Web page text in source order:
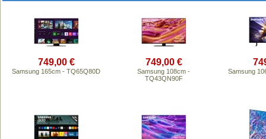
749,00 €
Samsung 165cm - TQ65Q80D
749,00 €
Samsung 108cm -
TQ43QN90F
Samsung